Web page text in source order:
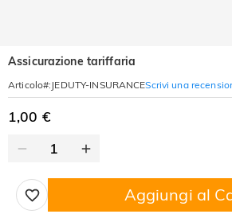
Assicurazione tariffaria
Articolo#: JEDUTY-INSURANCEScrivi una
1,00 €
Aggiungi al